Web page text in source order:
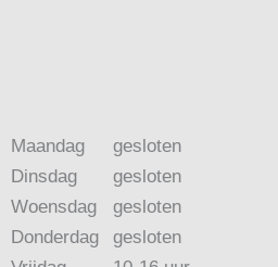
Maandag
Dinsdag
Woensdag
Donderdag
gesloten
gesloten
gesloten
gesloten